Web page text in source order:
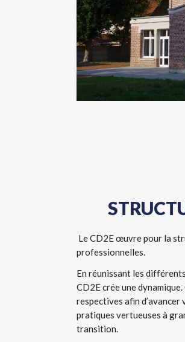
Le CD2E œuvre pour la
professionnelles.
En réunissant les
CD2E crée une
respectives afin d’avancer
pratiques vertueuses à
transition.